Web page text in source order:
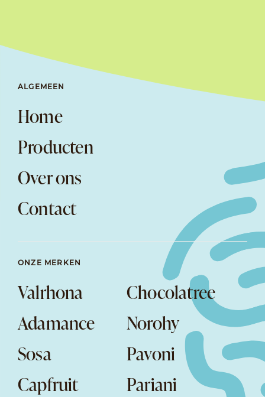
ALGEMEEN
Home
Producten
Over ons
Contact
ONZE MERKEN
Valrhona
Chocolatree
Adamance
Norohy
Sosa
Pavoni
Capfruit
Pariani